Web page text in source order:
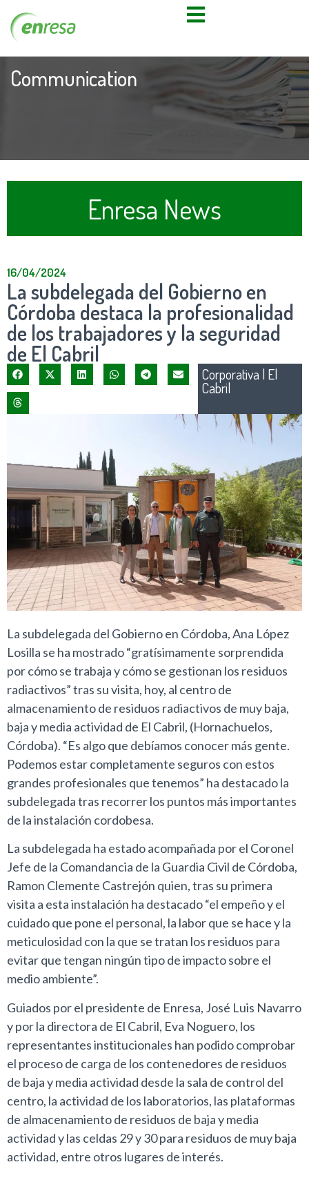
Communication
Enresa News
16/04/2024
La subdelegada del Gobierno en
Córdoba destaca la profesionalidad
de los trabajadores y la seguridad
de El Cabril
Corporativa | El
Cabril
La subdelegada del Gobierno en Córdoba, Ana López
Losilla se ha mostrado “gratísimamente sorprendida
por cómo se trabaja y cómo se gestionan los residuos
radiactivos” tras su visita, hoy, al centro de
almacenamiento de residuos radiactivos de muy baja,
baja y media actividad de El Cabril, (Hornachuelos,
Córdoba). “Es algo que debíamos conocer más gente.
Podemos estar completamente seguros con estos
grandes profesionales que tenemos” ha destacado la
subdelegada tras recorrer los puntos más importantes
de la instalación cordobesa.
La subdelegada ha estado acompañada por el Coronel
Jefe de la Comandancia de la Guardia Civil de Córdoba,
Ramon Clemente Castrejón quien, tras su primera
visita a esta instalación ha destacado “el empeño y el
cuidado que pone el personal, la labor que se hace y la
meticulosidad con la que se tratan los residuos para
evitar que tengan ningún tipo de impacto sobre el
medio ambiente”.
Guiados por el presidente de Enresa, José Luis Navarro
y por la directora de El Cabril, Eva Noguero, los
representantes institucionales han podido comprobar
el proceso de carga de los contenedores de residuos
de baja y media actividad desde la sala de control del
centro, la actividad de los laboratorios, las plataformas
de almacenamiento de residuos de baja y media
actividad y las celdas 29 y 30 para residuos de muy baja
actividad, entre otros lugares de interés.